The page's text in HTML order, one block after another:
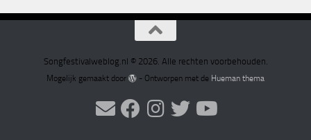
Songfestivalweblog.nl © 2026. Alle rechten voorbehouden.
Mogelijk gemaakt door - Ontworpen met de Hueman thema